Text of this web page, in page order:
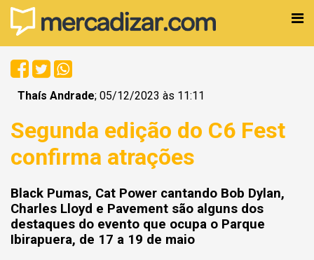
Thaís Andrade; 05/12/2023 às 11:11
Segunda edição do C6 Fest
confirma atrações
Black Pumas, Cat Power cantando Bob Dylan,
Charles Lloyd e Pavement são alguns dos
destaques do evento que ocupa o Parque
Ibirapuera, de 17 a 19 de maio